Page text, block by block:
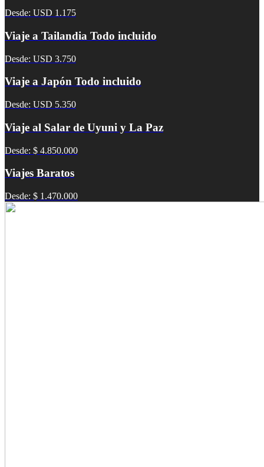
Desde: USD 1.175
Viaje a Tailandia Todo incluido
Desde: USD 3.750
Viaje a Japón Todo incluido
Desde: USD 5.350
Viaje al Salar de Uyuni y La Paz
Desde: $ 4.850.000
Viajes Baratos
Desde: $ 1.470.000